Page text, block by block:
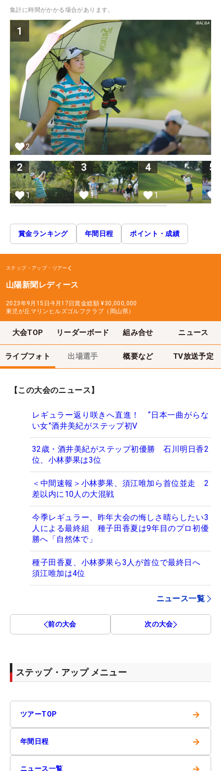
集計に時間がかかる場合があります。
1
2
2
1
3
1
4
1
5
賞金ランキング 年間日程 ポイント・成績
ステップ・アップ・ツアー
山陽新聞レディース
2023年9月15日-9月17日賞金総額 ¥30,000,000
東児が丘マリンヒルズゴルフクラブ（岡山県）
大会TOP リーダーボード 組み合せ ニュース
ライブフォト 出場選手 概要など TV放送予定
【この大会のニュース】
レギュラー返り咲きへ直進！ “日本一曲がらな
い女”酒井美紀がステップ初V
32歳・酒井美紀がステップ初優勝 石川明日香2
位、小林夢果は3位
＜中間速報＞小林夢果、須江唯加ら首位並走 2
差以内に10人の大混戦
今季レギュラー、昨年大会の悔しさ晴らしたい3
人による最終組 種子田香夏は9年目のプロ初優
勝へ「自然体で」
種子田香夏、小林夢果ら3人が首位で最終日へ
須江唯加は4位
ニュース一覧
前の大会 次の大会
ステップ・アップ メニュー
ツアーTOP →
年間日程 →
ニュース一覧 →